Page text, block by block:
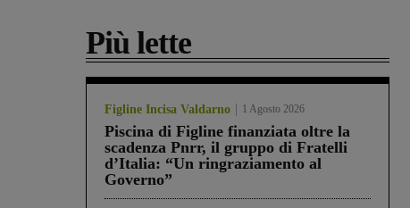
Più lette
Figline Incisa Valdarno 1 Agosto 2026
Piscina di Figline finanziata oltre la
scadenza Pnrr, il gruppo di Fratelli
d’Italia: “Un ringraziamento al
Governo”